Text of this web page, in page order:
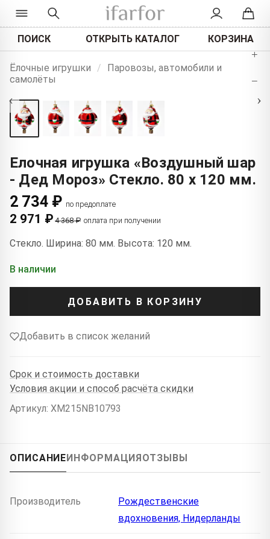
ПОИСК ОТКРЫТЬ КАТАЛОГ КОРЗИНА
Ёлочные игрушки /
Паровозы, автомобили и
самолёты
‹ ›
+
−
Елочная игрушка «Воздушный шар
- Дед Мороз» Стекло. 80 x 120 мм.
2 734 ₽ по предоплате
2 971 ₽ 4 368 ₽ оплата при получении
Стекло. Ширина: 80 мм. Высота: 120 мм.
В наличии
ДОБАВИТЬ В КОРЗИНУ
Добавить в список желаний
Срок и стоимость доставки
Условия акции и способ расчёта скидки
Артикул: XM215NB10793
ОПИСАНИЕ ИНФОРМАЦИЯ ОТЗЫВЫ
Производитель
Рождественские
вдохновения, Нидерланды